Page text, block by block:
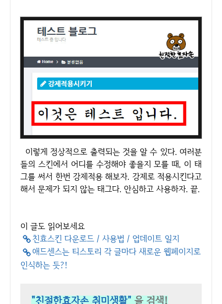
이렇게 정상적으로 출력되는 것을 알 수 있다. 여러분
들의 스킨에서 어디를 수정해야 좋을지 모를 때, 이 태
그를 써서 한번 강제적용 해보자. 강제로 적용시킨다고
해서 문제가 되지 않는 태그다. 안심하고 사용하자. 끝.
이 글도 읽어보세요
친효스킨 다운로드 / 사용법 / 업데이트 일지
애드센스는 티스토리 각 글마다 새로운 웹페이지로
인식하는 듯?!
"친절한효자손 취미생활" 을 검색!